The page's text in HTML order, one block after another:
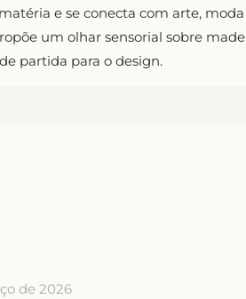
e se conecta com arte,
um olhar sensorial sobre
partida para o design.
de 2026